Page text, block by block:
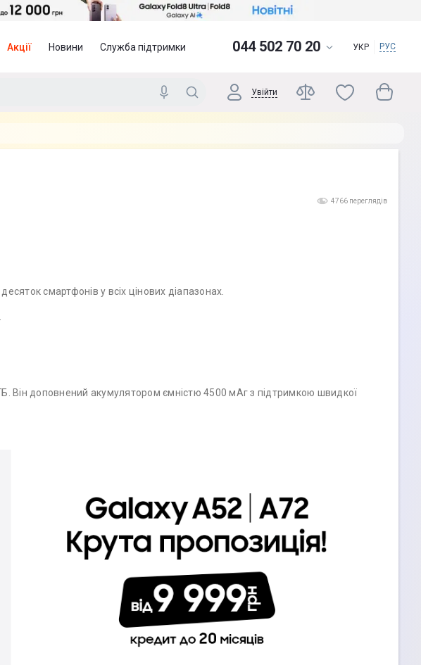
Акції Новини Служба підтримки 044 502 70 20 УКР РУС
Увійти
4766 переглядів
смартфонів у всіх цінових діапазонах.
Він доповнений акумулятором ємністю 4500 мАг з підтримкою швидкої